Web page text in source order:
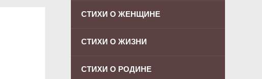
СТИХИ О ЖЕНЩИНЕ
СТИХИ О ЖИЗНИ
СТИХИ О РОДИНЕ